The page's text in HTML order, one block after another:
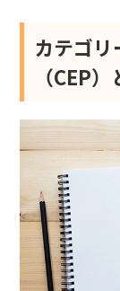
カテゴ
（CEP